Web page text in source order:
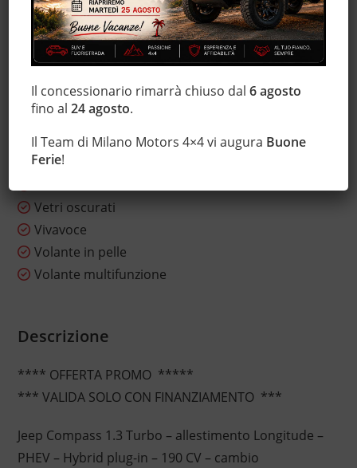
Sistema di navigazione
Sistema di visione notturna
Sound system
Start/Stop Automatico
Telecamera per parcheggio assistito
Touch screen
Trazione integrale
Vetri oscurati
Vivavoce
Volante in pelle
Volante multifunzione
Descrizione
**** OFFERTA PROMO *****
*** VALIDA SOLO CON FINANZIAMENTO ***
Jeep Compass 1.3 Turbo – allestimento Longitude –
PHEV – Hybrid plug-in – 190 CV – cambio
Il concessionario rimarrà chiuso dal6 agosto
fino al24 agosto.
Il Team di Milano Motors 4×4 vi augura Buone
Ferie!